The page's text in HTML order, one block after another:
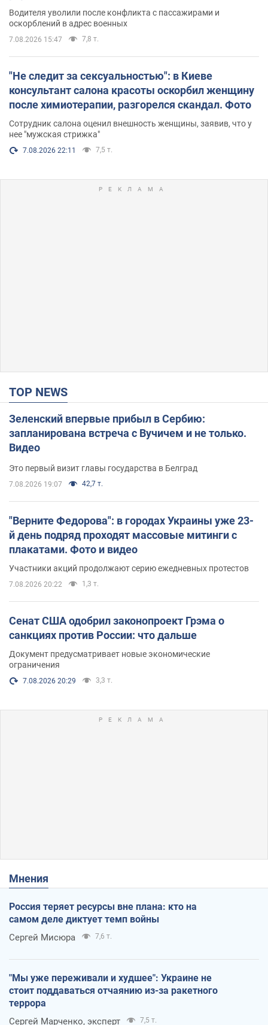
Водителя уволили после конфликта с пассажирами и
оскорблений в адрес военных
7.08.2026 15:47 7,8 т.
"Не следит за сексуальностью": в Киеве
консультант салона красоты оскорбил женщину
после химиотерапии, разгорелся скандал. Фото
Сотрудник салона оценил внешность женщины, заявив, что у
нее "мужская стрижка"
7.08.2026 22:11 7,5 т.
TOP NEWS
Зеленский впервые прибыл в Сербию:
запланирована встреча с Вучичем и не только.
Видео
Это первый визит главы государства в Белград
7.08.2026 19:07 42,7 т.
"Верните Федорова": в городах Украины уже 23-
й день подряд проходят массовые митинги с
плакатами. Фото и видео
Участники акций продолжают серию ежедневных протестов
7.08.2026 20:22 1,3 т.
Сенат США одобрил законопроект Грэма о
санкциях против России: что дальше
Документ предусматривает новые экономические
ограничения
7.08.2026 20:29 3,3 т.
Мнения
Россия теряет ресурсы вне плана: кто на
самом деле диктует темп войны
Сергей Мисюра 7,6 т.
"Мы уже переживали и худшее": Украине не
стоит поддаваться отчаянию из-за ракетного
террора
Сергей Марченко, эксперт 7,5 т.